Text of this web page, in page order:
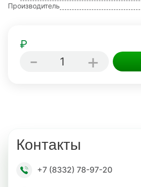
Производитель
₽
- 1 +
Контакты
+7 (8332) 78-97-20